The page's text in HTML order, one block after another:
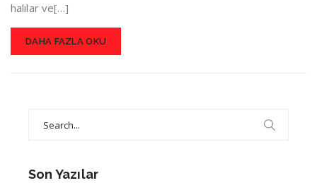
halılar ve[…]
DAHA FAZLA OKU
Son Yazılar